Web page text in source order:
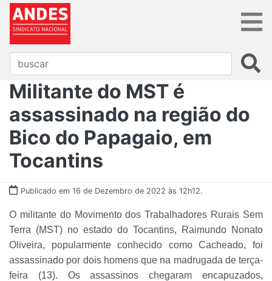
Militante do MST é
assassinado na região do
Bico do Papagaio, em
Tocantins
Publicado em 16 de Dezembro de 2022 às 12h12.
O militante do Movimento dos Trabalhadores Rurais Sem
Terra (MST) no estado do Tocantins, Raimundo Nonato
Oliveira, popularmente conhecido como Cacheado, foi
assassinado por dois homens que na madrugada de terça-
feira (13). Os assassinos chegaram encapuzados,